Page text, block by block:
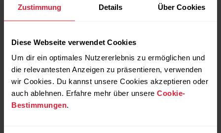
Zustimmung Details Über Cookies
Diese Webseite verwendet Cookies
Um dir ein optimales Nutzererlebnis zu ermöglichen und
die relevantesten Anzeigen zu präsentieren, verwenden
wir Cookies. Du kannst unsere Cookies akzeptieren oder
auch ablehnen. Erfahre mehr über unsere Cookie-
Bestimmungen.